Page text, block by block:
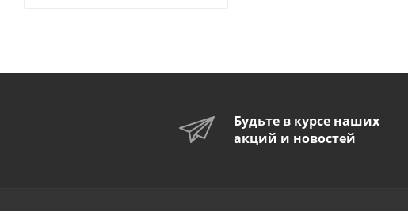
Будьте в курсе наших
акций и новостей